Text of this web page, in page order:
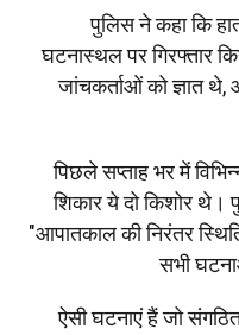
पुलिस ने कहा कि
घटनास्थल पर गिरफ्तार
जांचकर्ताओं को ज्ञात
पिछले सप्ताह भर में
शिकार ये दो किशोर थे।
"आपातकाल की निरंतर
सभी
"ऐसी घटनाएं हैं जो